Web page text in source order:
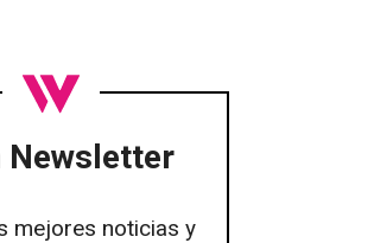
Newsletter
mejores noticias y